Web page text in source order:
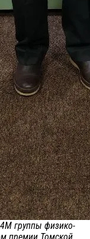
группы физико-